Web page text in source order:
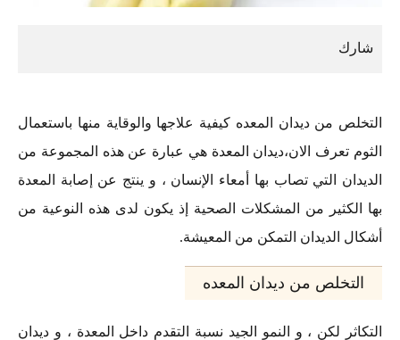
التخلص من ديدان المعده كيفية علاجها والوقاية منها باستعمال
الثوم تعرف الان،ديدان المعدة هي عبارة عن هذه المجموعة من
الديدان التي تصاب بها أمعاء الإنسان ، و ينتج عن إصابة المعدة
بها الكثير من المشكلات الصحية إذ يكون لدى هذه النوعية من
أشكال الديدان التمكن من المعيشة.
التخلص من ديدان المعده
التكاثر لكن ، و النمو الجيد نسبة التقدم داخل المعدة ، و ديدان